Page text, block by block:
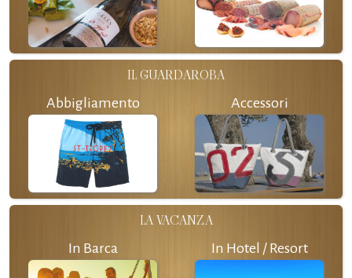
IL GUARDAROBA
Abbigliamento Accessori
LA VACANZA
In Barca In Hotel / Resort